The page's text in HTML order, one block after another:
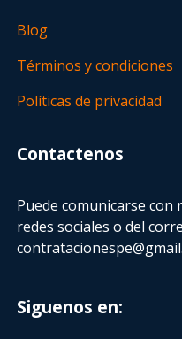
Blog
Términos y condiciones
Políticas de privacidad
Contactenos
Puede comunicarse
redes sociales o del
Siguenos en: